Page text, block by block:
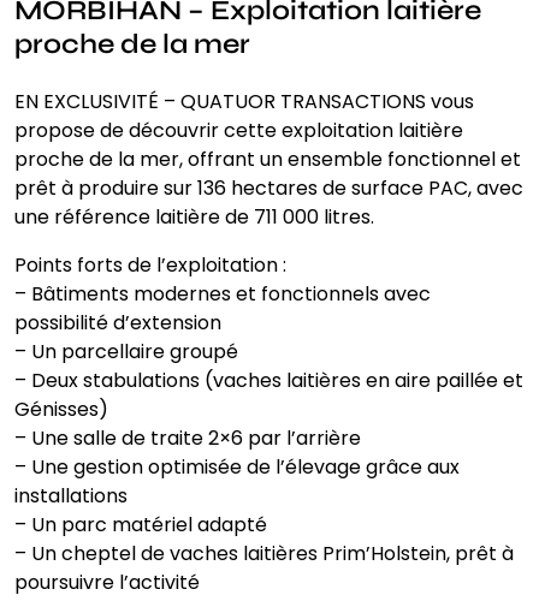
MORBIHAN – Exploitation laitière
proche de la mer
EN EXCLUSIVITÉ – QUATUOR TRANSACTIONS vous
propose de découvrir cette exploitation laitière
proche de la mer, offrant un ensemble fonctionnel et
prêt à produire sur 136 hectares de surface PAC, avec
une référence laitière de 711 000 litres.
Points forts de l’exploitation :
– Bâtiments modernes et fonctionnels avec
possibilité d’extension
– Un parcellaire groupé
– Deux stabulations (vaches laitières en aire paillée et
Génisses)
– Une salle de traite 2×6 par l’arrière
– Une gestion optimisée de l’élevage grâce aux
installations
– Un parc matériel adapté
– Un cheptel de vaches laitières Prim’Holstein, prêt à
poursuivre l’activité